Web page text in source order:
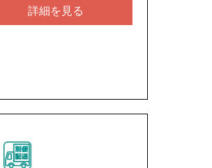
詳細を見る